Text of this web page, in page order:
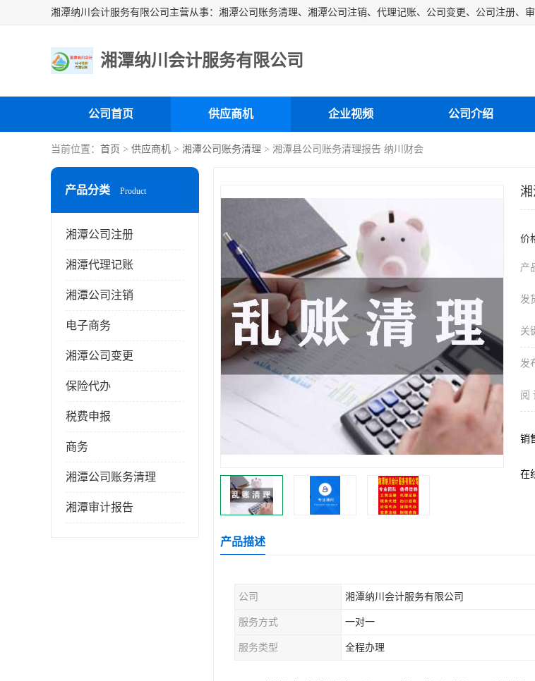
湘潭纳川会计服务有限公司
公司首页 供应商机 企业视频 公司介绍
当前位置： 首页 > 供应商机 > 湘潭公司账务清理 > 湘潭县公司账务清理报告 纳川财会
产品分类 Product
湘潭公司注册
湘潭代理记账
湘潭公司注销
电子商务
湘潭公司变更
保险代办
税费申报
商务
湘潭公司账务清理
湘潭审计报告
价
产
发
关
发
阅
销
在
产品描述
公司 湘潭纳川会计服务有限公司
服务方式 一对一
服务类型 全程办理